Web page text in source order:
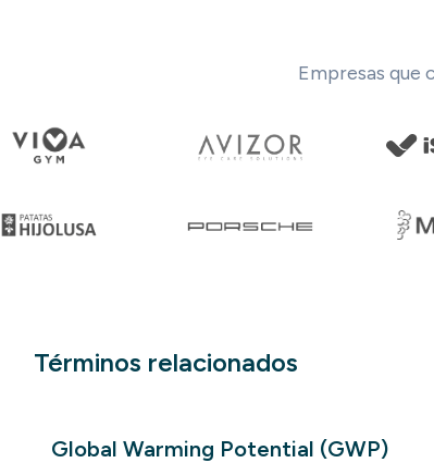
Empresas que
Términos relacionados
Global Warming Potential (GWP)